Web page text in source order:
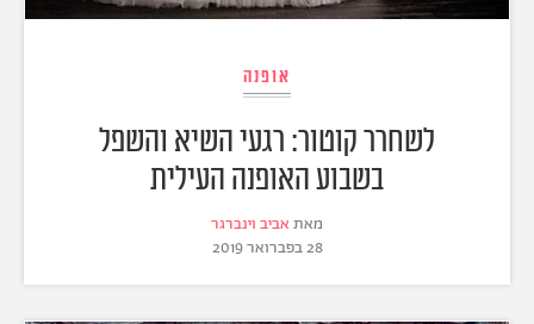
אופנה
לשחרר קוטור: רגעי השיא והשפל
בשבוע האופנה העילית
מאת אביב וינברגר
28 בפברואר 2019